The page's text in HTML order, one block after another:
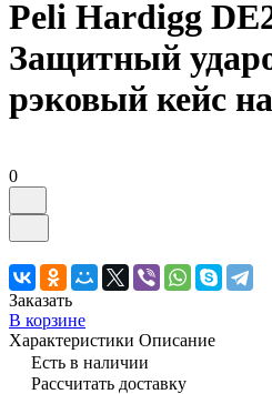
Peli Hardigg
Защитный
рэковый кейс
0
Заказать
В корзине
Характеристики Описание
Есть в наличии
Рассчитать доставку